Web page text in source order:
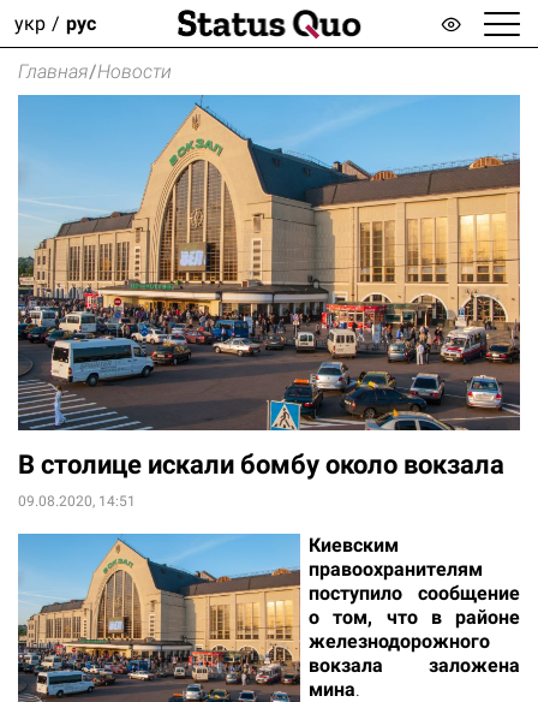
укр рус
Главная/Новости
В столице искали бомбу около вокзала
09.08.2020, 14:51
Киевским
правоохранителям
поступило сообщение
о том, что в районе
железнодорожного
вокзала заложена
мина.